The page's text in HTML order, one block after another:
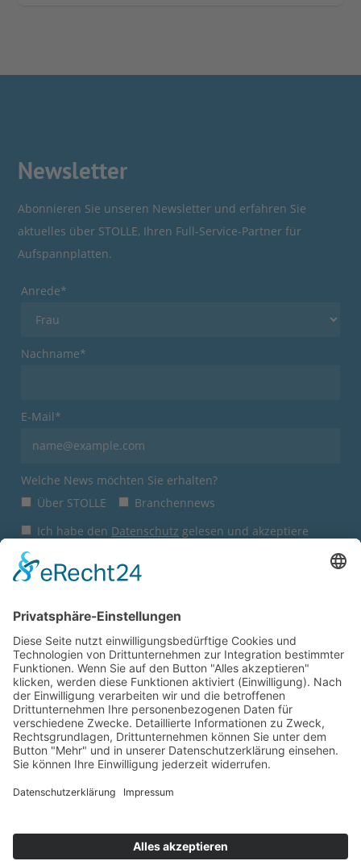
Newsletter
Abonnieren Sie unseren Newsletter und erfahren Sie
aktuelles über STOLLE, Ihren Full-Service-Partner für
Aufspannplatten.
Anrede*
Nachname*
E-Mail*
Welche News möchten Sie erhalten?
Über STOLLE
Branchennews
Ich habe den Datenschutz gelesen und akzeptiere
diesen.
Sie sind hier: Startseite
Express-Shop
Anfrage Direktverkauf
© 2026Wilhelm Stolle GmbH
Impressum
AGB Datenschutz
Wie gefällt Ihnen unsere
Geben Sie uns jetzt ein Feedback.